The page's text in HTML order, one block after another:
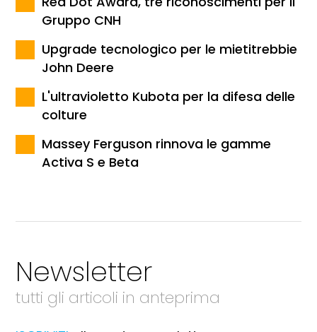
Gruppo CNH
Upgrade tecnologico per le mietitrebbie
John Deere
L'ultravioletto Kubota per la difesa delle
colture
Massey Ferguson rinnova le gamme
Activa S e Beta
Newsletter
tutti gli articoli in anteprima